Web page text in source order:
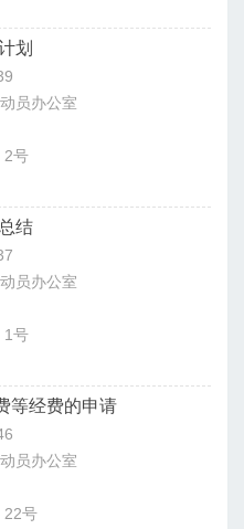
划
员办公室
2号
结
员办公室
1号
等经费的申请
员办公室
22号